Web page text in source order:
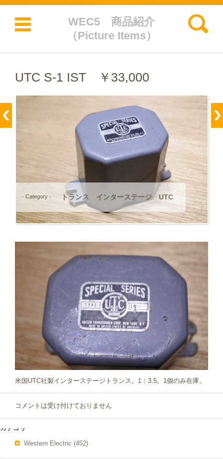
WEC5 商品紹介
（Picture Items）
検索:
コンテンツに移動
UTC S-1 IST ￥33,000
- Category - トランス インターステージ UTC
米国UTC社製インターステージトランス。1：3.5。1個のみ在庫。
コメントは受け付けておりません
カテゴリー
Western Electric (452)